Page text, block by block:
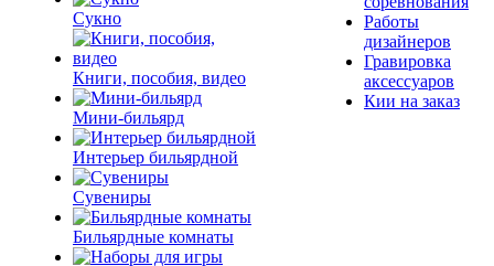
Сукно
Книги, пособия, видео
Мини-бильярд
Интерьер бильярдной
Сувениры
Бильярдные комнаты
Работы
дизайнеров
Гравировка
аксессуаров
Кии на заказ